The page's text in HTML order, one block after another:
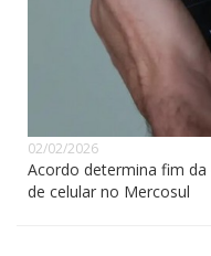
02/02/2026
Acordo determina fim
de celular no Mercosul